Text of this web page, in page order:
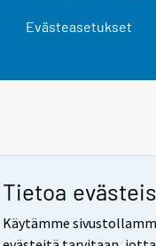
Tietoa
Käytämme
Evästeasetukset